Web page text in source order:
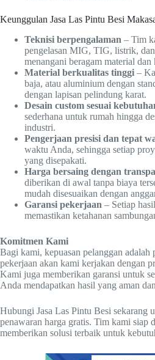
Keunggulan Jasa Las Pintu Besi
Teknisi berpengalaman – Tim
pengelasan MIG, TIG, listrik,
menangani beragam material dan
Material berkualitas tinggi –
baja, atau aluminium dengan
dengan lapisan pelindung karat.
Desain custom sesuai
sederhana untuk rumah hingga
industri.
Pengerjaan presisi dan tepat
waktu Anda, sehingga setiap
yang disepakati.
Harga bersaing dengan
diberikan di awal tanpa biaya
mudah disesuaikan dengan
Garansi pekerjaan – Setiap
memastikan ketahanan
Komitmen Kami
Bagi kami, kepuasan pelanggan adalah
pekerjaan akan kami kerjakan dengan
Kami juga memberikan garansi untuk
Anda mendapatkan hasil yang aman
Hubungi Jasa Las Pintu Besi sekarang
penawaran harga gratis. Tim kami siap
memberikan solusi terbaik untuk